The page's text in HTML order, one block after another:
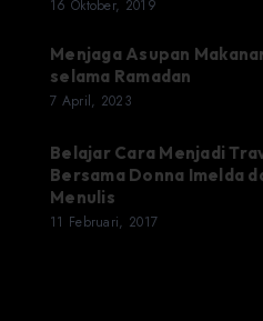
16 Oktober, 2019
Menjaga Asupan
selama Ramadan
7 April, 2023
Belajar Cara Menjadi
Bersama Donna Imelda
Menulis
11 Februari, 2017